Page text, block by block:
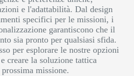
e l'adattabilità. Dal design
specifici per le missioni, i
garantiscono che il
sia pronto per qualsiasi sfida.
per esplorare le nostre opzioni
creare la soluzione tattica
missione.